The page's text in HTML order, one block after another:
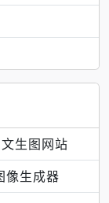
生图网站
生成器